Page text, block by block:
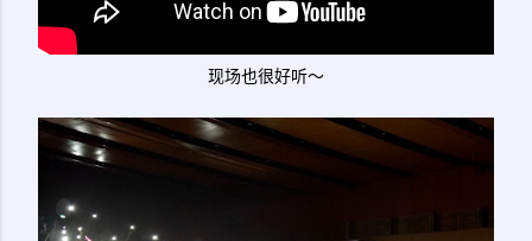
现场也很好听～